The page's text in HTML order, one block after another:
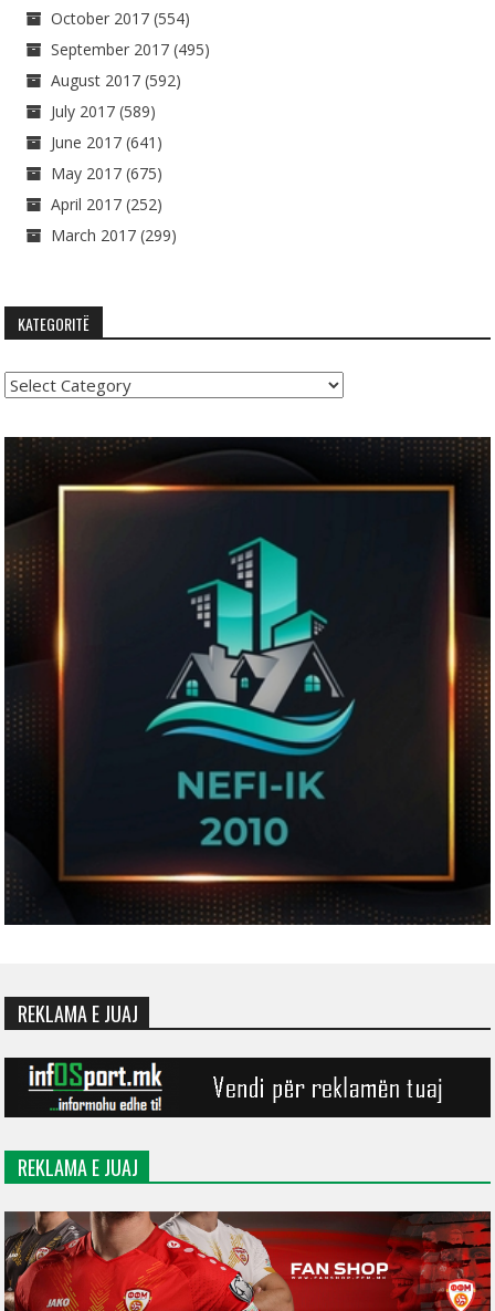
October 2017 (554)
September 2017 (495)
August 2017 (592)
July 2017 (589)
June 2017 (641)
May 2017 (675)
April 2017 (252)
March 2017 (299)
KATEGORITË
Kategoritë
REKLAMA E JUAJ
REKLAMA E JUAJ